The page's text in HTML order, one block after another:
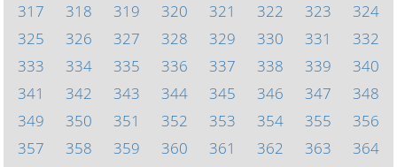
317
318 319 320 321 322 323
324
325
326 327 328 329 330 331
332
333
334 335 336 337 338 339
340
341
342 343 344 345 346 347
348
349
350 351 352 353 354 355
356
357
358 359 360 361 362 363
364